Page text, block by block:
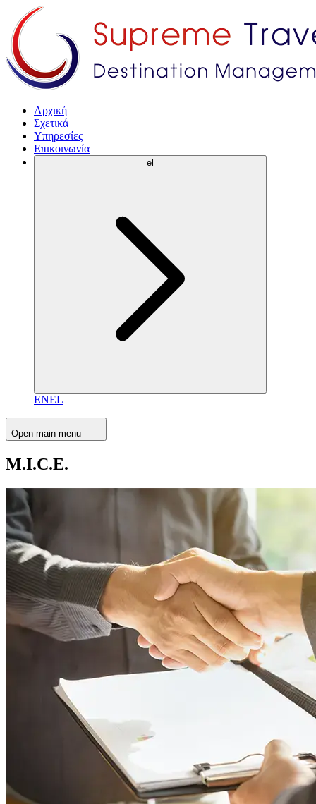
Αρχική
Σχετικά
Υπηρεσίες
Επικοινωνία
ENEL
Open main menu
M.I.C.E.